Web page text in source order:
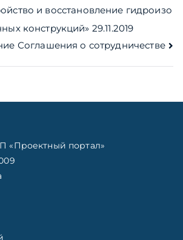
и восстановление гидроизо
конструкций» 29.11.2019
Соглашения о сотрудничестве
«Проектный портал»